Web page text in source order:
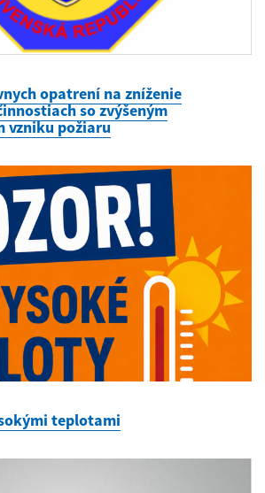
opatrení na zníženie
so zvýšeným
vzniku požiaru
teplotami